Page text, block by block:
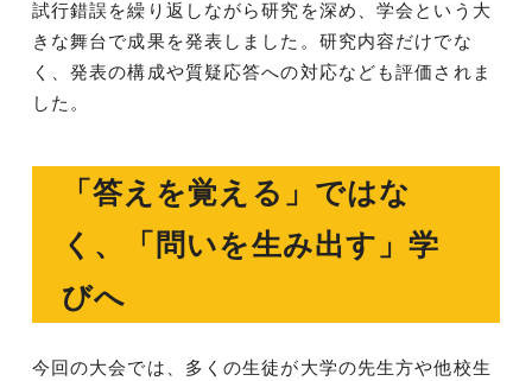
試行錯誤を繰り返しながら研究を深め、学会という大
きな舞台で成果を発表しました。研究内容だけでな
く、発表の構成や質疑応答への対応なども評価されま
した。
「答えを覚える」ではな
く、「問いを生み出す」学
びへ
今回の大会では、多くの生徒が大学の先生方や他校生